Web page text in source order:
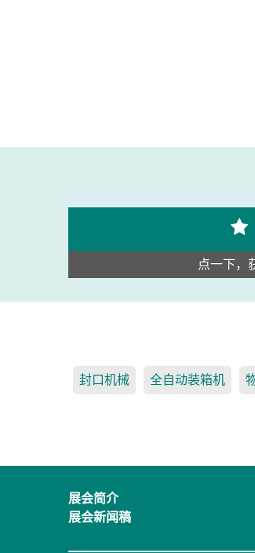
点一下，
封口机械 全自动装箱机
展会简介
展会新闻稿